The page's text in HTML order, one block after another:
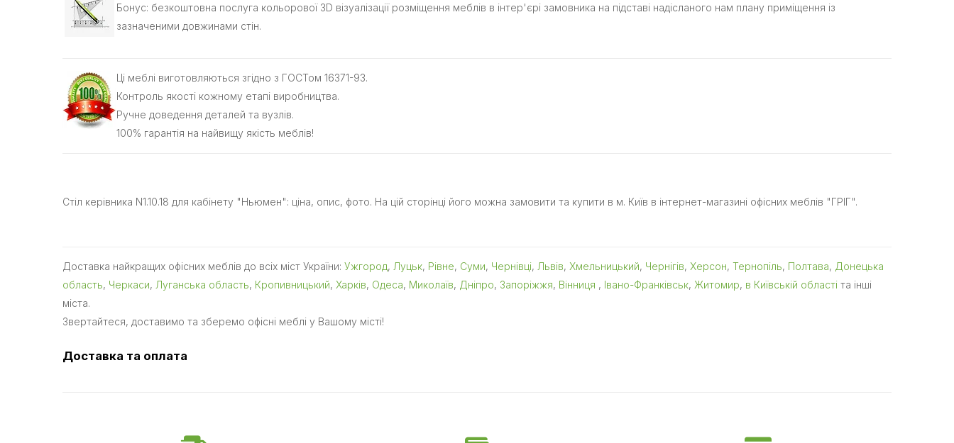
Бонус: безкоштовна послуга кольорової 3D візуалізації розміщення меблів в інтер'єрі замовника на підставі надісланого нам плану приміщення із
зазначеними довжинами стін.
Ці меблі виготовляються згідно з ГОСТом 16371-93.
Контроль якості кожному етапі виробництва.
Ручне доведення деталей та вузлів.
100% гарантія на найвищу якість меблів!
Стіл керівника N1.10.18 для кабінету "Ньюмен": ціна, опис, фото. На цій сторінці його можна замовити та купити в м. Київ в інтернет-магазині офісних меблів "ГРІГ".
Доставка найкращих офісних меблів до всіх міст України: Ужгород, Луцьк, Рівне, Суми, Чернівці, Львів, Хмельницький, Чернігів, Херсон, Тернопіль, Полтава, Донецька
область, Черкаси, Луганська область, Кропивницький, Харків, Одеса, Миколаїв, Дніпро, Запоріжжя, Вінниця , Івано-Франківськ, Житомир, в Київській області та інші
міста.
Звертайтеся, доставимо та зберемо офісні меблі у Вашому місті!
Доставка та оплата